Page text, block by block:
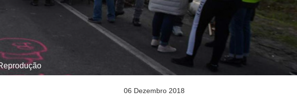
06 Dezembro 2018